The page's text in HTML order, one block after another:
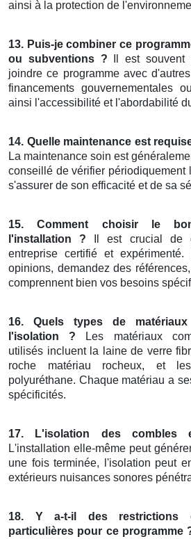
ainsi à la protection de
13. Puis-je combiner ce
ou subventions ? Il est souvent
joindre ce programme avec
financements gouvernementales
ainsi l'accessibilité et l'abordabilité
14. Quelle maintenance est
La maintenance soin est
conseillé de vérifier périodiquement
s'assurer de son efficacité et de sa
15. Comment choisir le
l'installation ? Il est crucial de
entreprise certifié et
opinions, demandez des
comprennent bien vos besoins
16. Quels types de
l'isolation ? Les matériaux
utilisés incluent la laine de verre
roche matériau rocheux, et
polyuréthane. Chaque matériau a
spécificités.
17. L'isolation des combles
L'installation elle-même peut
une fois terminée, l'isolation peut
extérieurs nuisances sonores
18. Y a-t-il des restrictions
particulières pour ce programme